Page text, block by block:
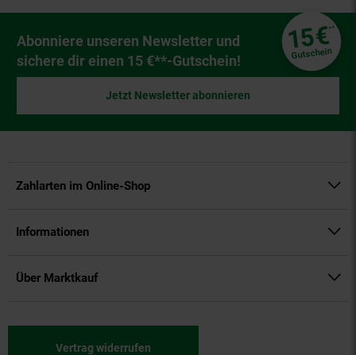
Newsletter Anmeldung
Abonniere unseren Newsletter und
sichere dir einen 15 €**-Gutschein!
15€**
Gutschein
Jetzt Newsletter abonnieren
Zahlarten im Online-Shop
Informationen
Über Marktkauf
Vertrag widerrufen